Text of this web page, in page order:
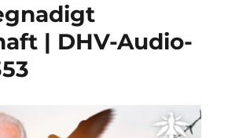
| DHV-Audio-